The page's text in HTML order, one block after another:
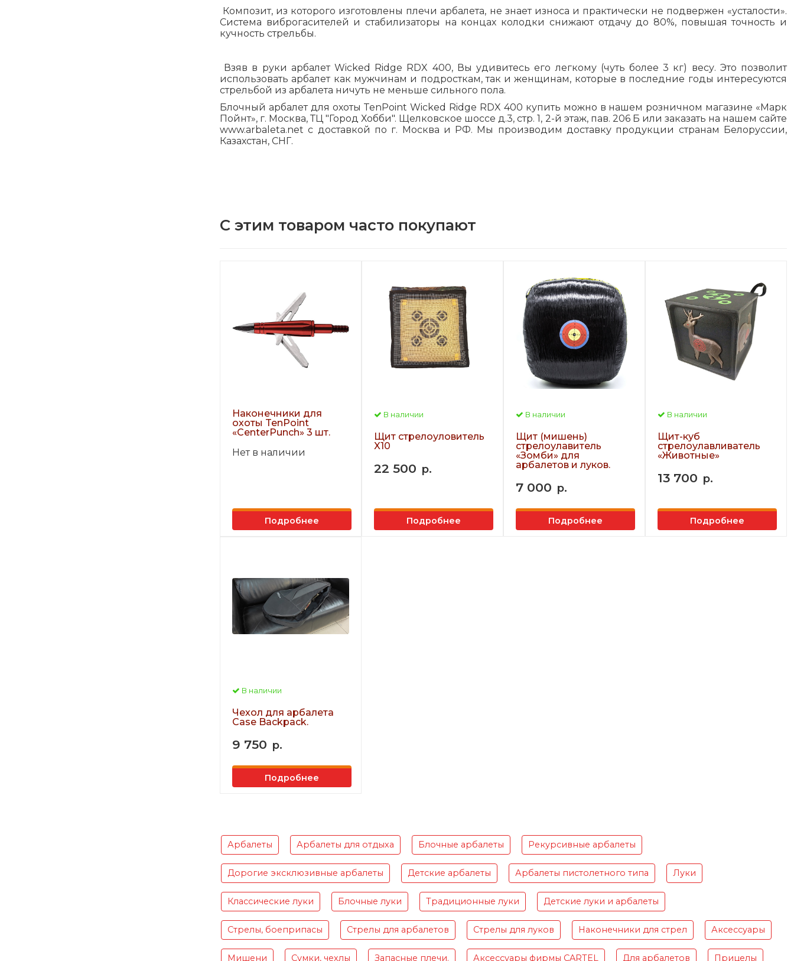
Композит, из которого изготовлены плечи арбалета, не знает износа и практически не подвержен «усталости».
Система виброгасителей и стабилизаторы на концах колодки снижают отдачу до 80%, повышая точность и
кучность стрельбы.
Взяв в руки арбалет Wicked Ridge RDX 400, Вы удивитесь его легкому (чуть более 3 кг) весу. Это позволит
использовать арбалет как мужчинам и подросткам, так и женщинам, которые в последние годы интересуются
стрельбой из арбалета ничуть не меньше сильного пола.
Блочный арбалет для охоты TenPoint Wicked Ridge RDX 400 купить можно в нашем розничном магазине «Марк
Пойнт», г. Москва, ТЦ "Город Хобби". Щелковское шоссе д.3, стр. 1, 2-й этаж, пав. 206 Б или заказать на нашем сайте
www.arbaleta.net с доставкой по г. Москва и РФ. Мы производим доставку продукции странам Белоруссии,
Казахстан, СНГ.
С этим товаром часто покупают
Наконечники для
охоты TenPoint
«CenterPunch» 3 шт.
Нет в наличии
Подробнее
В наличии
Щит стрелоуловитель
X10
22 500 р.
Подробнее
В наличии
Щит (мишень)
стрелоулавитель
«Зомби» для
арбалетов и луков.
7 000 р.
Подробнее
В наличии
Щит-куб
стрелоулавливатель
«Животные»
13 700 р.
Подробнее
В наличии
Чехол для арбалета
Case Backpack.
9 750 р.
Подробнее
Арбалеты Арбалеты для отдыха Блочные арбалеты Рекурсивные арбалеты
Дорогие эксклюзивные арбалеты Детские арбалеты Арбалеты пистолетного типа Луки
Классические луки Блочные луки Традиционные луки Детские луки и арбалеты
Стрелы, боеприпасы Стрелы для арбалетов Стрелы для луков Наконечники для стрел Аксессуары
Мишени Сумки, чехлы Запасные плечи. Аксессуары фирмы CARTEL Для арбалетов Прицелы